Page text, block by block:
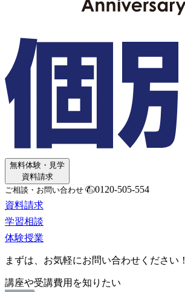
無料体験・見学
資料請求
ご相談・お問い合わせ
0120-505-554
資料請求
学習相談
体験授業
まずは、お気軽にお問い合わせください！
講座や受講費用を知りたい